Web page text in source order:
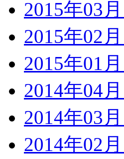
2015年03
2015年02
2015年01
2014年04
2014年03
2014年02